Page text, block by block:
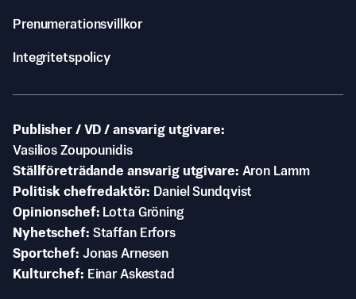
Prenumerationsvillkor
Integritetspolicy
Publisher / VD / ansvarig utgivare
Vasilios Zoupounidis
Ställföreträdande ansvarig utgivare Aron Lamm
Politisk chefredaktör
Daniel Sundqvist
Opinionschef
Lotta Gröning
Nyhetschef Staffan Erfors
Sportchef Jonas Arnesen
Kulturchef
Einar Askestad